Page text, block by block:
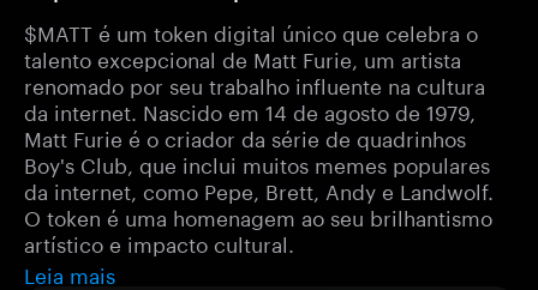
$MATT é um token digital único que celebra o
talento excepcional de Matt Furie, um artista
renomado por seu trabalho influente na cultura
da internet. Nascido em 14 de agosto de 1979,
Matt Furie é o criador da série de quadrinhos
Boy's Club, que inclui muitos memes populares
da internet, como Pepe, Brett, Andy e Landwolf.
O token é uma homenagem ao seu brilhantismo
artístico e impacto cultural.
Leia mais